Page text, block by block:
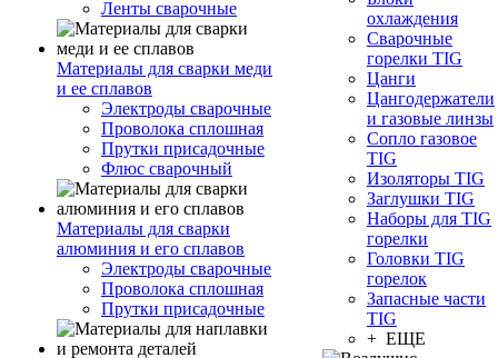
Ленты сварочные
Материалы для сварки меди
и ее сплавов
Электроды сварочные
Проволока сплошная
Прутки присадочные
Флюс сварочный
Материалы для сварки
алюминия и его сплавов
Электроды сварочные
Проволока сплошная
Прутки присадочные
охлаждения
Сварочные
горелки TIG
Цанги
Цангодержатели
и газовые линзы
Сопло газовое
TIG
Изоляторы TIG
Заглушки TIG
Наборы для TIG
горелки
Головки TIG
горелок
Запасные части
TIG
+ ЕЩЕ